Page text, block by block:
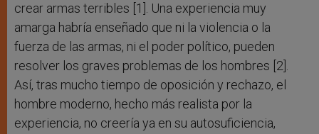
crear armas terribles [1]. Una experiencia muy
amarga habría enseñado que ni la violencia o la
fuerza de las armas, ni el poder político, pueden
resolver los graves problemas de los hombres [2].
Así, tras mucho tiempo de oposición y rechazo, el
hombre moderno, hecho más realista por la
experiencia, no creería ya en su autosuficiencia,